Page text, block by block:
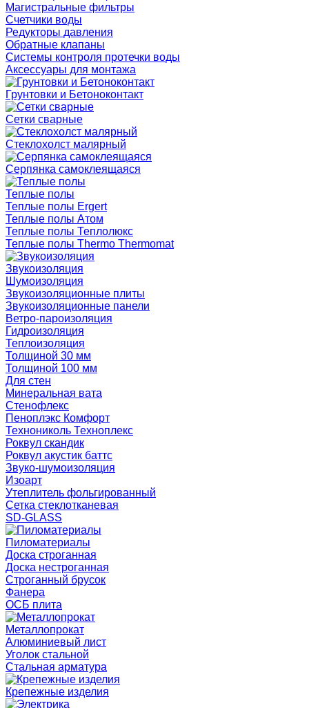
Магистральные фильтры
Счетчики воды
Редукторы давления
Обратные клапаны
Системы контроля протечки воды
Аксессуары для монтажа
Грунтовки и Бетоноконтакт
Сетки сварные
Cтеклохолст малярный
Серпянка самоклеящаяся
Теплые полы
Теплые полы Ergert
Теплые полы Атом
Теплые полы Теплолюкс
Теплые полы Thermo Thermomat
Звукоизоляция
Шумоизоляция
Звукоизоляционные плиты
Звукоизоляционные панели
Ветро-пароизоляция
Гидроизоляция
Теплоизоляция
Толщиной 30 мм
Толщиной 100 мм
Для стен
Минеральная вата
Стенофлекс
Пеноплэкс Комфорт
Технониколь Техноплекс
Роквул скандик
Роквул акустик баттс
Звуко-шумоизоляция
Изоарт
Утеплитель фольгированный
Сетка стеклотканевая
SD-GLASS
Пиломатериалы
Доска строганная
Доска нестроганная
Строганный брусок
Фанера
ОСБ плита
Металлопрокат
Алюминиевый лист
Уголок стальной
Стальная арматура
Крепежные изделия